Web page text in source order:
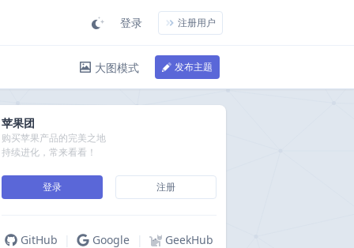
登录 注册用户
大图模式 发布主题
苹果团
购买苹果产品的完美之地
持续进化，常来看看！
登录 注册
GitHub Google GeekHub